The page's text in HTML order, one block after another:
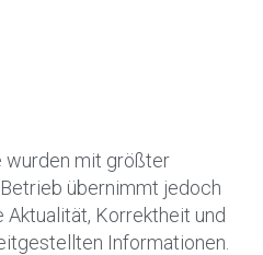
wurden mit größter
übernimmt jedoch
Aktualität, Korrektheit und
Informationen.